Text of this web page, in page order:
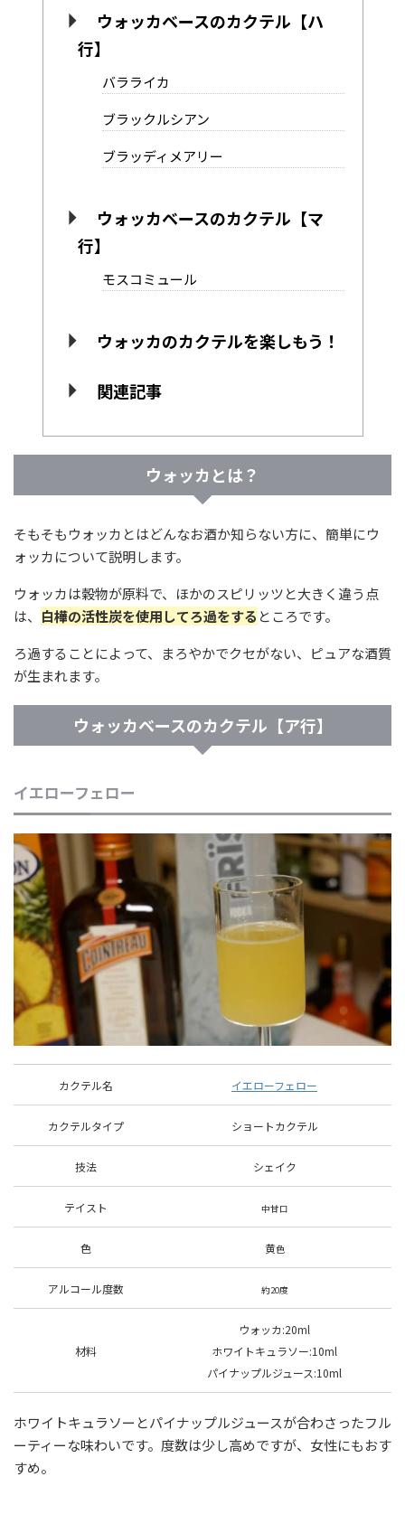
ウォッカベースのカクテル【ハ
行】
バラライカ
ブラックルシアン
ブラッディメアリー
ウォッカベースのカクテル【マ
行】
モスコミュール
ウォッカのカクテルを楽しもう！
関連記事
ウォッカとは？
そもそもウォッカとはどんなお酒か知らない方に、簡単にウ
ォッカについて説明します。
ウォッカは穀物が原料で、ほかのスピリッツと大きく違う点
は、 白樺の活性炭を使用してろ過をする ところです。
ろ過することによって、まろやかでクセがない、ピュアな酒質
が生まれます。
ウォッカベースのカクテル【ア行】
イエローフェロー
カクテル名 イエローフェロー
カクテルタイプ ショートカクテル
技法 シェイク
テイスト 中甘口
色 黄色
アルコール度数 約20度
材料
ウォッカ:20ml
ホワイトキュラソー:10ml
パイナップルジュース:10ml
ホワイトキュラソーとパイナップルジュースが合わさったフル
ーティーな味わいです。度数は少し高めですが、女性にもおす
すめ。